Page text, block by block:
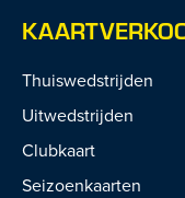
Thuiswedstrijden
Uitwedstrijden
Clubkaart
Seizoenkaarten